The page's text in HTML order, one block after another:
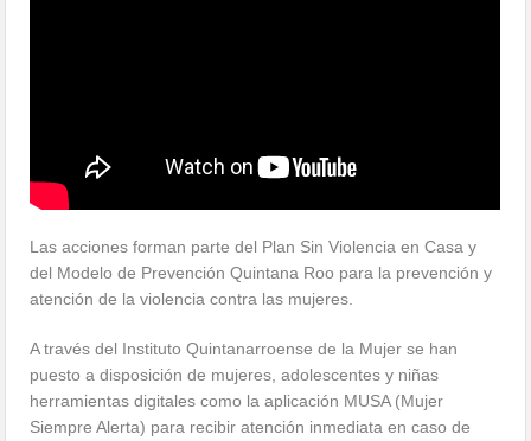
Las acciones forman parte del Plan Sin Violencia en Casa y
del Modelo de Prevención Quintana Roo para la prevención y
atención de la violencia contra las mujeres.
A través del Instituto Quintanarroense de la Mujer se han
puesto a disposición de mujeres, adolescentes y niñas
herramientas digitales como la aplicación MUSA (Mujer
Siempre Alerta) para recibir atención inmediata en caso de